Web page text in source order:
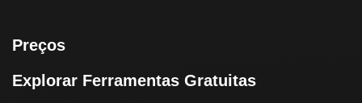
Preços
Explorar Ferramentas Gratuitas